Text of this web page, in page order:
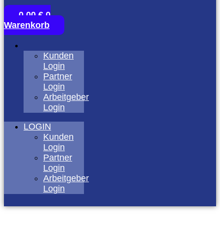
0,00 € 0
Warenkorb
Kunden
Login
Partner
Login
Arbeitgeber
Login
LOGIN
Kunden
Login
Partner
Login
Arbeitgeber
Login